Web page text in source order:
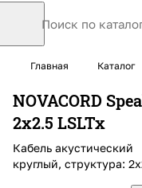
Главная Каталог
NOVACORD
2x2.5 LSLTx
Кабель акустический
круглый, структура: